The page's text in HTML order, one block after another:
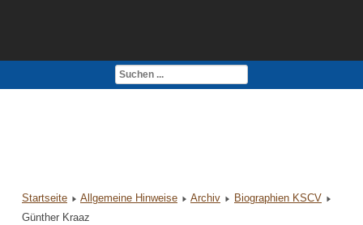
Impressum
Startseite Allgemeine Hinweise Archiv
Biographien KSCV
Günther Kraaz